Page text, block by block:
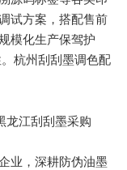
试方案，搭配售前
模化生产保驾护
杭州刮刮墨调色配
龙江刮刮墨采购
业，深耕防伪油墨